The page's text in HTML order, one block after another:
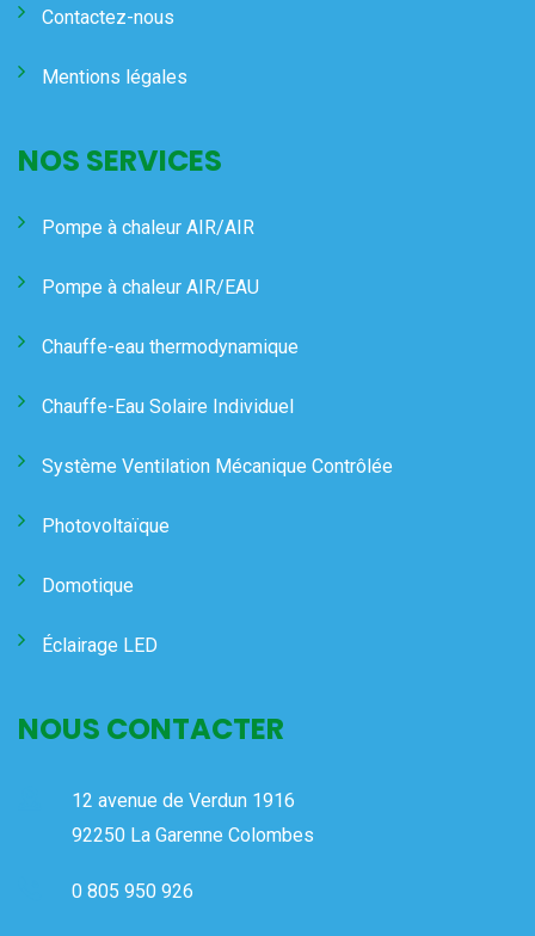
Contactez-nous
Mentions légales
NOS SERVICES
Pompe à chaleur AIR/AIR
Pompe à chaleur AIR/EAU
Chauffe-eau thermodynamique
Chauffe-Eau Solaire Individuel
Système Ventilation Mécanique Contrôlée
Photovoltaïque
Domotique
Éclairage LED
NOUS CONTACTER
12 avenue de Verdun 1916
92250 La Garenne Colombes
0 805 950 926